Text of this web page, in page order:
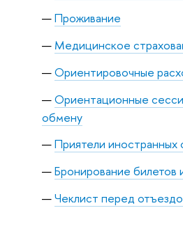
Проживание
Медицинское
Ориентировочные
Ориентационные
обмену
Приятели иностранных
Бронирование билетов
Чеклист перед